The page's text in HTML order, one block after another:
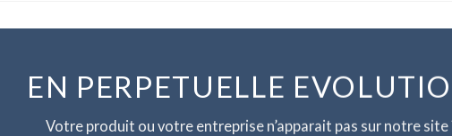
EN PERPETUELLE
Votre produit ou votre entreprise n’apparait pas sur notre site